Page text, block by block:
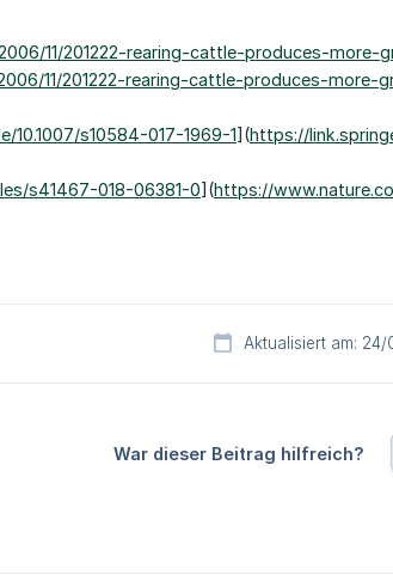
11/201222-rearing-cattle-produces-
11/201222-rearing-cattle-produces-
10.1007/s10584-017-1969-1](https://
s41467-018-06381-0](https://
Aktualisiert am:
War dieser Beitrag hilfreich?